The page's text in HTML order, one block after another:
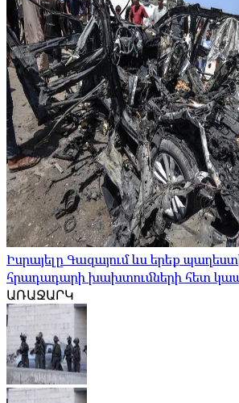
Իսրայելը Գազայում ևս երեք
հրադադարի խախտումների հետ
ԱՌԱՋԱՐԿ